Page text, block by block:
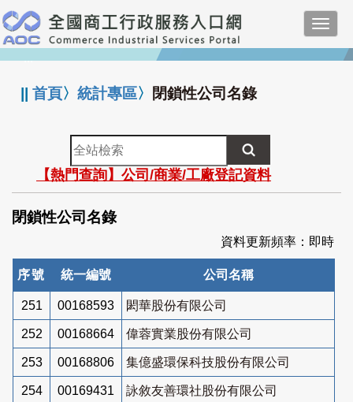
跳
到
主
要
:::
||首頁〉統計專區〉 閉鎖性公司名錄
全
站
檢
索
【熱門查詢】公司/商業/工廠登記資料
閉鎖性公司名錄
資料更新頻率：即時
序號 統一編號 公司名稱
251 00168593 閎華股份有限公司
252 00168664 偉蓉實業股份有限公司
253 00168806 集億盛環保科技股份有限公司
254 00169431 詠敘友善環社股份有限公司